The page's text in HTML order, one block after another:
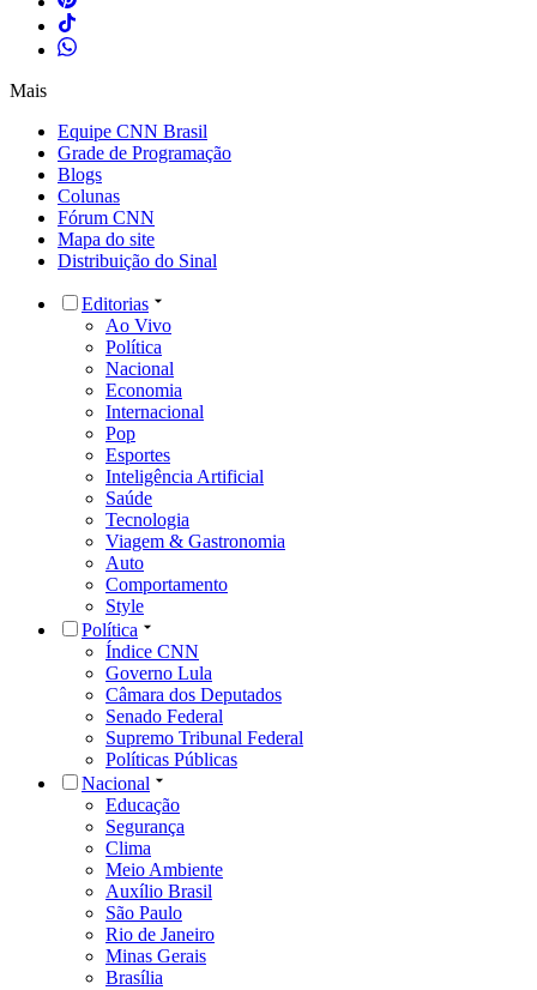
Mais
Equipe CNN Brasil
Grade de Programação
Blogs
Colunas
Fórum CNN
Mapa do site
Distribuição do Sinal
Editorias
Ao Vivo
Política
Nacional
Economia
Internacional
Pop
Esportes
Inteligência Artificial
Saúde
Tecnologia
Viagem & Gastronomia
Auto
Comportamento
Style
Política
Índice CNN
Governo Lula
Câmara dos Deputados
Senado Federal
Supremo Tribunal Federal
Políticas Públicas
Nacional
Educação
Segurança
Clima
Meio Ambiente
Auxílio Brasil
São Paulo
Rio de Janeiro
Minas Gerais
Brasília